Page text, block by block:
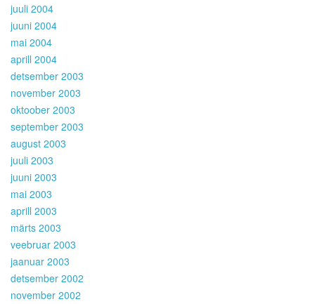
juuli 2004
juuni 2004
mai 2004
aprill 2004
detsember 2003
november 2003
oktoober 2003
september 2003
august 2003
juuli 2003
juuni 2003
mai 2003
aprill 2003
märts 2003
veebruar 2003
jaanuar 2003
detsember 2002
november 2002